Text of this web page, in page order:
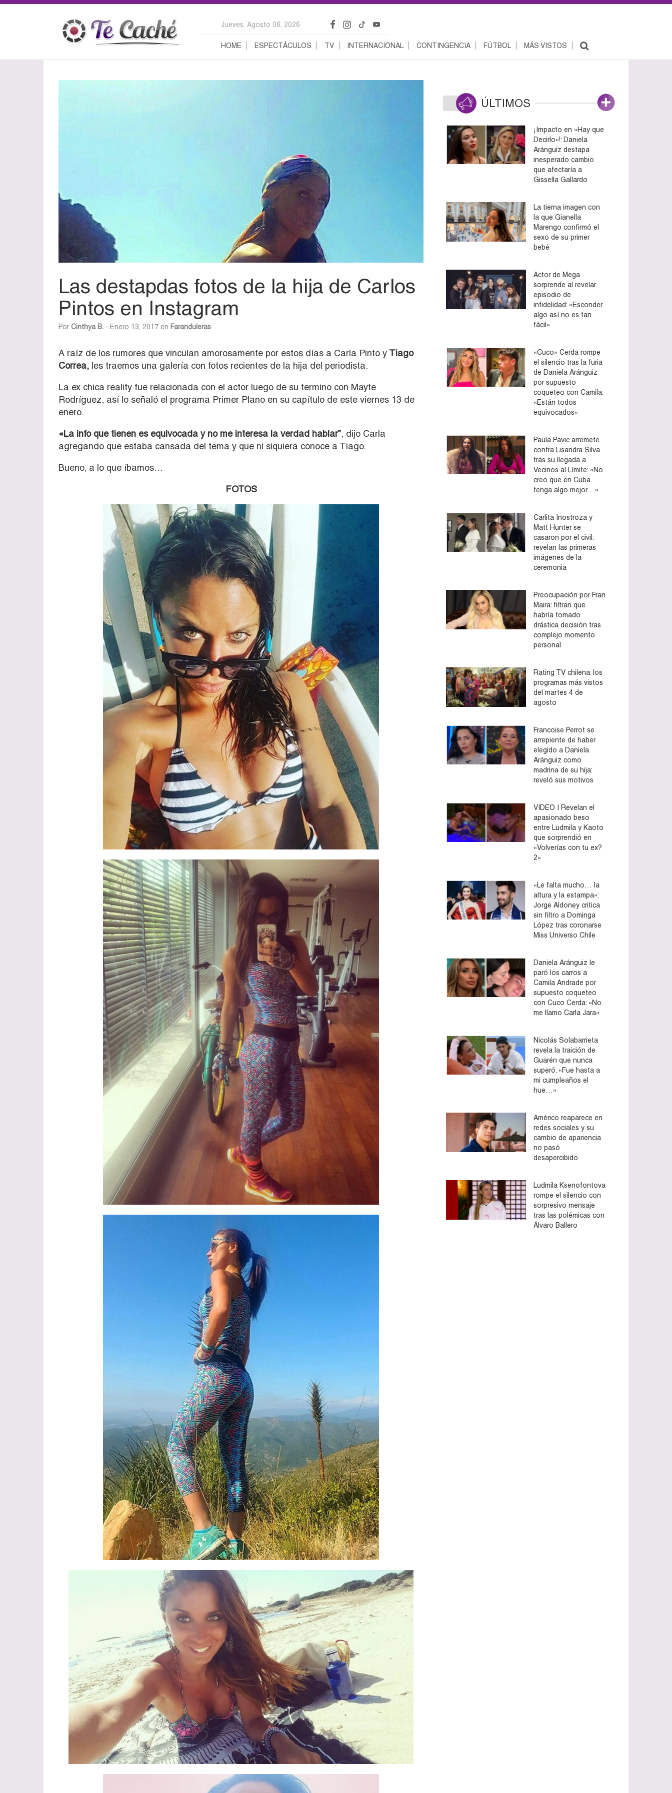
Jueves, Agosto 06, 2026
HOME ESPECTÁCULOS TV INTERNACIONAL CONTINGENCIA FÚTBOL MÁS VISTOS
Las destapdas fotos de la hija de Carlos
Pintos en Instagram
PorCinthya B. - Enero 13, 2017 en Faranduleras
A raíz de los rumores que vinculan amorosamente por estos días a Carla Pinto y Tiago
Correa, les traemos una galería con fotos recientes de la hija del periodista.
La ex chica reality fue relacionada con el actor luego de su termino con Mayte
Rodríguez, así lo señaló el programa Primer Plano en su capítulo de este viernes 13 de
enero.
«La info que tienen es equivocada y no me interesa la verdad hablar”, dijo Carla
agregando que estaba cansada del tema y que ni siquiera conoce a Tiago.
Bueno, a lo que íbamos…
FOTOS
ÚLTIMOS
¡Impacto en «Hay que
Decirlo»!: Daniela
Aránguiz destapa
inesperado cambio
que afectaría a
Gissella Gallardo
La tierna imagen con
la que Gianella
Marengo confirmó el
sexo de su primer
bebé
Actor de Mega
sorprende al revelar
episodio de
infidelidad: «Esconder
algo así no es tan
fácil»
«Cuco» Cerda rompe
el silencio tras la furia
de Daniela Aránguiz
por supuesto
coqueteo con Camila:
«Están todos
equivocados»
Paula Pavic arremete
contra Lisandra Silva
tras su llegada a
Vecinos al Límite: «No
creo que en Cuba
tenga algo mejor…»
Carlita Inostroza y
Matt Hunter se
casaron por el civil:
revelan las primeras
imágenes de la
ceremonia
Preocupación por Fran
Maira: filtran que
habría tomado
drástica decisión tras
complejo momento
personal
Rating TV chilena: los
programas más vistos
del martes 4 de
agosto
Francoise Perrot se
arrepiente de haber
elegido a Daniela
Aránguiz como
madrina de su hija:
reveló sus motivos
VIDEO | Revelan el
apasionado beso
entre Ludmila y Kaoto
que sorprendió en
«Volverías con tu ex?
2»
«Le falta mucho… la
altura y la estampa»:
Jorge Aldoney critica
sin filtro a Dominga
López tras coronarse
Miss Universo Chile
Daniela Aránguiz le
paró los carros a
Camila Andrade por
supuesto coqueteo
con Cuco Cerda: «No
me llamo Carla Jara»
Nicolás Solabarrieta
revela la traición de
Guarén que nunca
superó: «Fue hasta a
mi cumpleaños el
hue…»
Américo reaparece en
redes sociales y su
cambio de apariencia
no pasó
desapercibido
Ludmila Ksenofontova
rompe el silencio con
sorpresivo mensaje
tras las polémicas con
Álvaro Ballero